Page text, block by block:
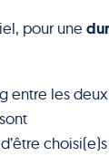
pour une
entre les deux
choisi(e)s